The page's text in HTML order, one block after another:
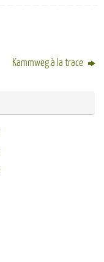
Kammweg à la trace